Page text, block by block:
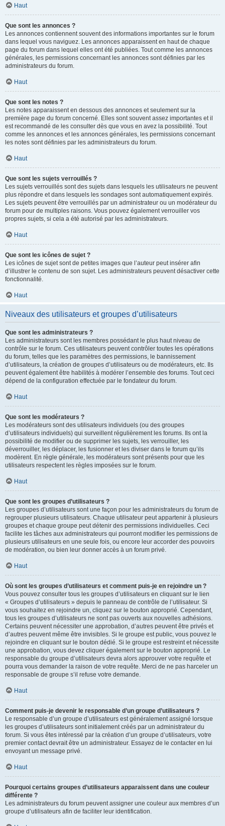
Haut
Que sont les annonces ?
Les annonces contiennent souvent des informations importantes sur le forum
dans lequel vous naviguez. Les annonces apparaissent en haut de chaque
page du forum dans lequel elles ont été publiées. Tout comme les annonces
générales, les permissions concernant les annonces sont définies par les
administrateurs du forum.
Haut
Que sont les notes ?
Les notes apparaissent en dessous des annonces et seulement sur la
première page du forum concerné. Elles sont souvent assez importantes et il
est recommandé de les consulter dès que vous en avez la possibilité. Tout
comme les annonces et les annonces générales, les permissions concernant
les notes sont définies par les administrateurs du forum.
Haut
Que sont les sujets verrouillés ?
Les sujets verrouillés sont des sujets dans lesquels les utilisateurs ne peuvent
plus répondre et dans lesquels les sondages sont automatiquement expirés.
Les sujets peuvent être verrouillés par un administrateur ou un modérateur du
forum pour de multiples raisons. Vous pouvez également verrouiller vos
propres sujets, si cela a été autorisé par les administrateurs.
Haut
Que sont les icônes de sujet ?
Les icônes de sujet sont de petites images que l’auteur peut insérer afin
d’illustrer le contenu de son sujet. Les administrateurs peuvent désactiver cette
fonctionnalité.
Haut
Niveaux des utilisateurs et groupes d’utilisateurs
Que sont les administrateurs ?
Les administrateurs sont les membres possédant le plus haut niveau de
contrôle sur le forum. Ces utilisateurs peuvent contrôler toutes les opérations
du forum, telles que les paramètres des permissions, le bannissement
d’utilisateurs, la création de groupes d’utilisateurs ou de modérateurs, etc. Ils
peuvent également être habilités à modérer l’ensemble des forums. Tout ceci
dépend de la configuration effectuée par le fondateur du forum.
Haut
Que sont les modérateurs ?
Les modérateurs sont des utilisateurs individuels (ou des groupes
d’utilisateurs individuels) qui surveillent régulièrement les forums. Ils ont la
possibilité de modifier ou de supprimer les sujets, les verrouiller, les
déverrouiller, les déplacer, les fusionner et les diviser dans le forum qu’ils
modèrent. En règle générale, les modérateurs sont présents pour que les
utilisateurs respectent les règles imposées sur le forum.
Haut
Que sont les groupes d’utilisateurs ?
Les groupes d’utilisateurs sont une façon pour les administrateurs du forum de
regrouper plusieurs utilisateurs. Chaque utilisateur peut appartenir à plusieurs
groupes et chaque groupe peut détenir des permissions individuelles. Ceci
facilite les tâches aux administrateurs qui pourront modifier les permissions de
plusieurs utilisateurs en une seule fois, ou encore leur accorder des pouvoirs
de modération, ou bien leur donner accès à un forum privé.
Haut
Où sont les groupes d’utilisateurs et comment puis-je en rejoindre un ?
Vous pouvez consulter tous les groupes d’utilisateurs en cliquant sur le lien
« Groupes d’utilisateurs » depuis le panneau de contrôle de l’utilisateur. Si
vous souhaitez en rejoindre un, cliquez sur le bouton approprié. Cependant,
tous les groupes d’utilisateurs ne sont pas ouverts aux nouvelles adhésions.
Certains peuvent nécessiter une approbation, d’autres peuvent être privés et
d’autres peuvent même être invisibles. Si le groupe est public, vous pouvez le
rejoindre en cliquant sur le bouton dédié. Si le groupe est restreint et nécessite
une approbation, vous devez cliquer également sur le bouton approprié. Le
responsable du groupe d’utilisateurs devra alors approuver votre requête et
pourra vous demander la raison de votre requête. Merci de ne pas harceler un
responsable de groupe s’il refuse votre demande.
Haut
Comment puis-je devenir le responsable d’un groupe d’utilisateurs ?
Le responsable d’un groupe d’utilisateurs est généralement assigné lorsque
les groupes d’utilisateurs sont initialement créés par un administrateur du
forum. Si vous êtes intéressé par la création d’un groupe d’utilisateurs, votre
premier contact devrait être un administrateur. Essayez de le contacter en lui
envoyant un message privé.
Haut
Pourquoi certains groupes d’utilisateurs apparaissent dans une couleur
différente ?
Les administrateurs du forum peuvent assigner une couleur aux membres d’un
groupe d’utilisateurs afin de faciliter leur identification.